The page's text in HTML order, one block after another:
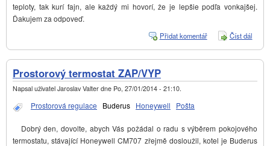
teploty, tak kurí fajn, ale každý mi hovorí, že je lepšie podľa vonkajšej.
Ďakujem za odpoveď.
Číst dál
Přidat komentář
Prostorový termostat ZAP/VYP
Napsal uživatel Jaroslav Valter dne Po, 27/01/2014 - 21:10
Prostorová regulace Buderus Honeywell Pošta
Dobrý den, dovolte, abych Vás požádal o radu s výběrem pokojového
termostatu, stávající Honeywell CM707 zřejmě dosloužil, kotel je Buderus